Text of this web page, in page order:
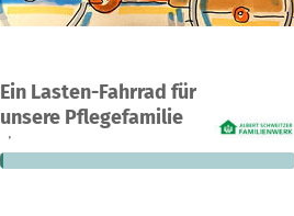
Ein Lasten-Fahrrad für
unsere Pflegefamilie
Ein Projekt in Uslar, Deutschland
2 1 %
finanziert fehlen noch